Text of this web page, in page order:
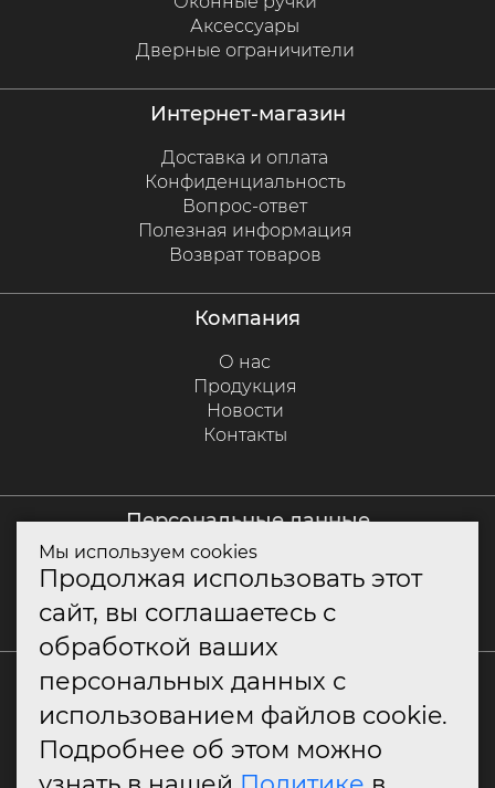
Аксессуары
Дверные ограничители
интернет-магазин
Доставка и оплата
Конфиденциальность
Вопрос-ответ
Полезная информация
Возврат товаров
компания
О нас
Продукция
Новости
Контакты
персональные данные
Политика куки
Политика конфиденциальности
Согласие на обработку персональных данных
+7 (800) 550-79-10
info@classitaly.ru
Мы используем cookies
Продолжая использовать этот
сайт, вы соглашаетесь с
обработкой ваших
персональных данных с
использованием файлов cookie.
Подробнее об этом можно